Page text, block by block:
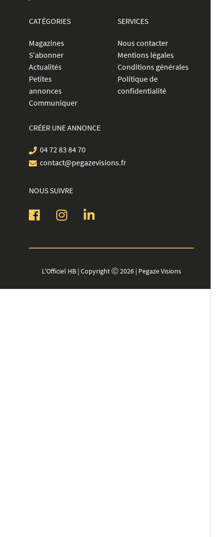
CATÉGORIES
Magazines
S'abonner
Actualités
Petites
annonces
Communiquer
SERVICES
Nous contacter
Mentions légales
Conditions générales
Politique de
confidentialité
CRÉER UNE ANNONCE
04 72 83 84 70
contact@pegazevisions.fr
NOUS SUIVRE
L'Officiel HB | Copyright Ⓒ 2026 | Pegaze Visions